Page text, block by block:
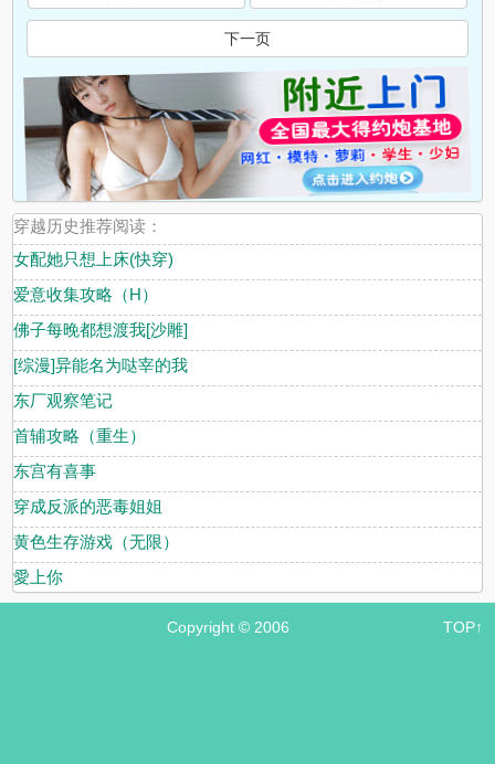
下一页
穿越历史推荐阅读：
女配她只想上床(快穿)
爱意收集攻略（H）
佛子每晚都想渡我[沙雕]
[综漫]异能名为哒宰的我
东厂观察笔记
首辅攻略（重生）
东宫有喜事
穿成反派的恶毒姐姐
黄色生存游戏（无限）
愛上你
Copyright © 2006 TOP↑